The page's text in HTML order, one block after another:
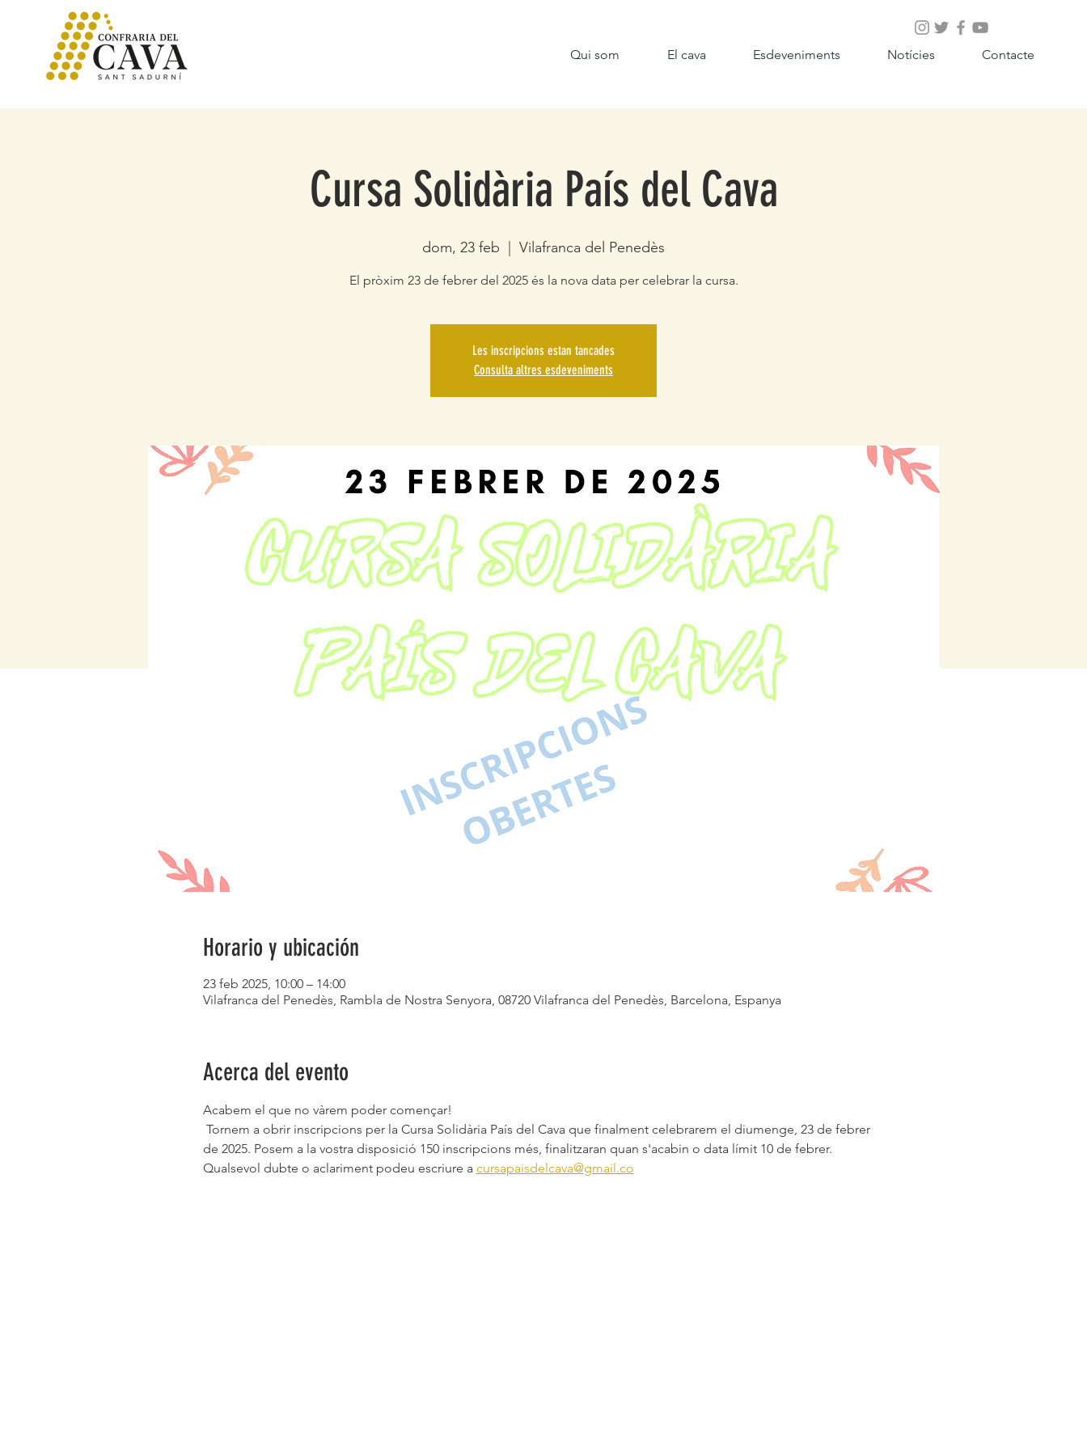
Qui som El cava Esdeveniments Notícies Contacte
Cursa Solidària País del Cava
dom, 23 feb Vilafranca del Penedès
El pròxim 23 de febrer del 2025 és la nova data per celebrar la cursa.
Les inscripcions estan tancades
Consulta altres esdeveniments
Horario y ubicación
23 feb 2025, 10:00 – 14:00
Vilafranca del Penedès, Rambla de Nostra Senyora, 08720 Vilafranca del Penedès, Barcelona, Espanya
Acerca del evento
Acabem el que no vàrem poder començar!
de 2025. Posem a la vostra disposició 150 inscripcions més, finalitzaran quan s'acabin o data límit 10 de febrer.
Qualsevol dubte o aclariment podeu escriure a cursapaisdelcava@gmail.co